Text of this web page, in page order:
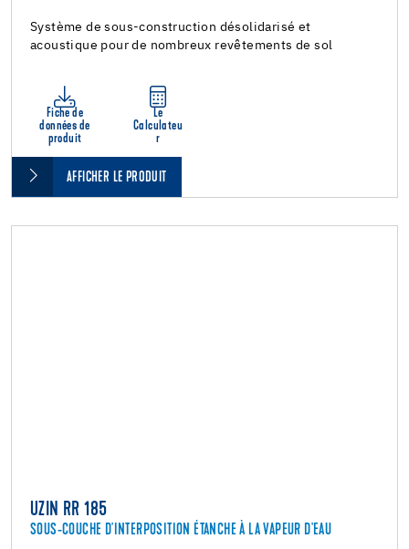
Système de sous-construction désolidarisé et
acoustique pour de nombreux revêtements de sol
Fiche de
données de
produit
Le
Calculateu
r
AFFICHER LE PRODUIT
UZIN RR 185
SOUS-COUCHE D'INTERPOSITION ÉTANCHE À LA VAPEUR D'EAU